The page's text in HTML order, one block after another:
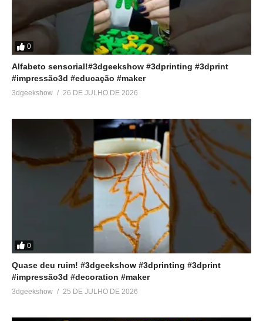
0
Alfabeto sensorial!#3dgeekshow #3dprinting #3dprint
#impressão3d #educação #maker
3dgeekshow 26 DE JULHO DE 2026
0
Quase deu ruim! #3dgeekshow #3dprinting #3dprint
#impressão3d #decoration #maker
3dgeekshow 25 DE JULHO DE 2026